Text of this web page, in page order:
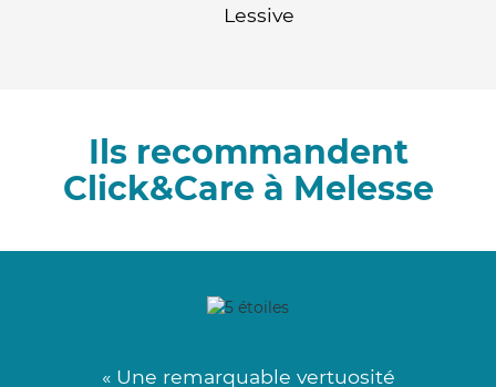
Lessive
Ils recommandent
Click&Care à Melesse
« Une remarquable vertuosité